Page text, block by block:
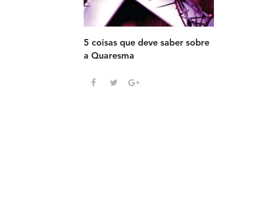
5 coisas que deve saber sobre
a Quaresma